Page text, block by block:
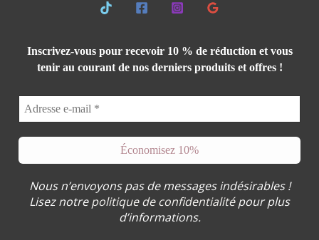
Inscrivez-vous pour recevoir 10 % de réduction et vous
tenir au courant de nos derniers produits et offres !
Nous n’envoyons pas de messages indésirables !
Lisez notrepolitique de confidentialitépour plus
d’informations.